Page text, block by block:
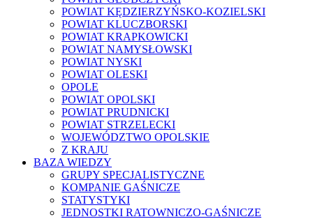
POWIAT KĘDZIERZYŃSKO-KOZIELSKI
POWIAT KLUCZBORSKI
POWIAT KRAPKOWICKI
POWIAT NAMYSŁOWSKI
POWIAT NYSKI
POWIAT OLESKI
OPOLE
POWIAT OPOLSKI
POWIAT PRUDNICKI
POWIAT STRZELECKI
WOJEWÓDZTWO OPOLSKIE
Z KRAJU
BAZA WIEDZY
GRUPY SPECJALISTYCZNE
KOMPANIE GAŚNICZE
STATYSTYKI
JEDNOSTKI RATOWNICZO-GAŚNICZE